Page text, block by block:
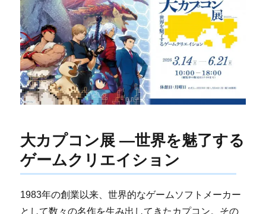
大カプコン展 ―世界を魅了する
ゲームクリエイション
1983年の創業以来、世界的なゲームソフトメーカー
として数々の名作を生み出してきたカプコン。その